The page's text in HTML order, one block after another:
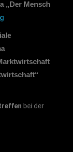
„Der Mensch
bei der